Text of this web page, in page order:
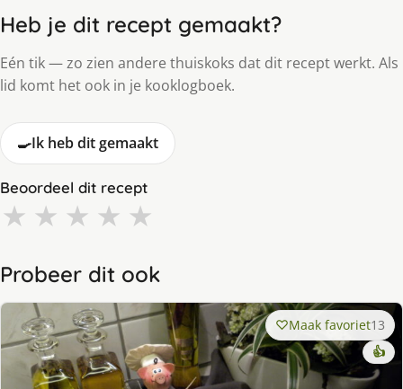
Heb je dit recept gemaakt?
Eén tik — zo zien andere thuiskoks dat dit recept werkt. Als
lid komt het ook in je kooklogboek.
🍳Ik heb dit gemaakt
Beoordeel dit recept
★ ★ ★ ★ ★
Probeer dit ook
Maak favoriet13
👍